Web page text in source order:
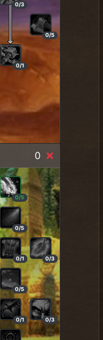
0/3
0/5
0/1
0
0/5
0/5
0/1 0/3
0/5
0/1 0/3